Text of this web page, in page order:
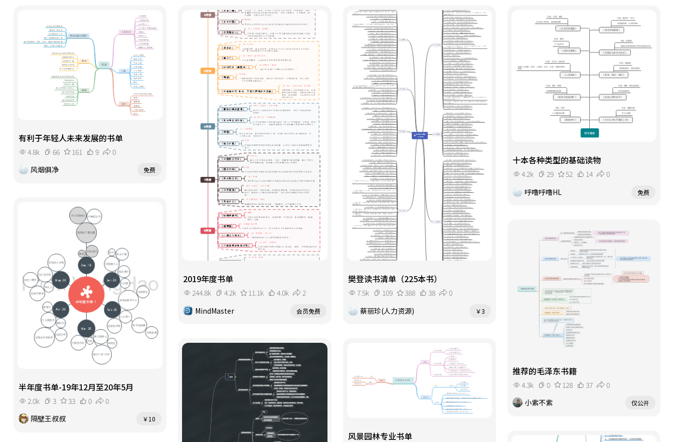
有利于年轻人未来发展的书单
4.8k 66 161 9
0
风烟俱净
免费
2019年度书单
244.8k 4.2k 11.1k 4.0k
2
MindMaster
会员免费
樊登读书清单（225本书）
7.5k 109 388 38
0
蔡丽珍(人力资源)
￥3
十本各种类型的基础读物
4.2k 29 52 14
0
呼噜呼噜HL
免费
半年度书单-19年12月至20年5月
2.0k 3 33 0
0
隔壁王叔叔
￥10
推荐的毛泽东书籍
4.3k 0 128 37
0
小紫不紫
仅公开
风景园林专业书单